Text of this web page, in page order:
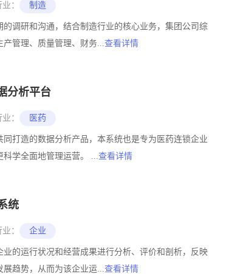
： 制造
调研和沟通，结合制造行业的核心业务，集团公司综
管理、质量管理、财务...查看详情
分析平台
： 医药
打造的数据分析产品，本系统也是专为医药连锁企业
学全面地管理运营。 ...查看详情
统
： 企业
的运行状况和经营成果进行分析、评价和剖析，反映
趋势，从而为该企业运...查看详情